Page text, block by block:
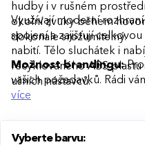
hudby i v rušném
okolní zvuky během
dokonale srozumitelný.
Využívají moderní
spojení a zajišťují
nabití. Tělo sluchátek i
recyklovaného ABS
ušních nástavců.
Možnost brandingu:
vašich požadavků. Rádi
technologii potisku s
více
Vyberte barvu: